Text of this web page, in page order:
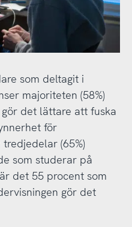
som deltagit i
majoriteten (58%)
det lättare att fuska
för
(65%)
som studerar på
det 55 procent som
gör det